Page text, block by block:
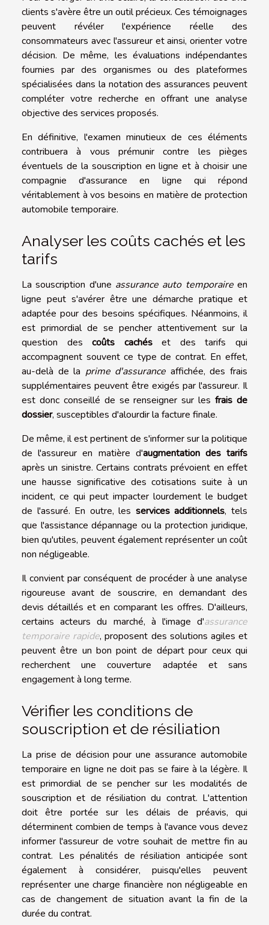
clients s'avère être un outil précieux. Ces témoignages
peuvent révéler l'expérience réelle des
consommateurs avec l'assureur et ainsi, orienter votre
décision. De même, les évaluations indépendantes
fournies par des organismes ou des plateformes
spécialisées dans la notation des assurances peuvent
compléter votre recherche en offrant une analyse
objective des services proposés.
En définitive, l'examen minutieux de ces éléments
contribuera à vous prémunir contre les pièges
éventuels de la souscription en ligne et à choisir une
compagnie d'assurance en ligne qui répond
véritablement à vos besoins en matière de protection
automobile temporaire.
Analyser les coûts cachés et les
tarifs
La souscription d'une assurance auto temporaireen
ligne peut s'avérer être une démarche pratique et
adaptée pour des besoins spécifiques. Néanmoins, il
est primordial de se pencher attentivement sur la
question descoûts cachéset des tarifs qui
accompagnent souvent ce type de contrat. En effet,
au-delà de la prime d'assurance affichée, des frais
supplémentaires peuvent être exigés par l'assureur. Il
est donc conseillé de se renseigner sur lesfrais de
dossier, susceptibles d'alourdir la facture finale.
De même, il est pertinent de s'informer sur la politique
de l'assureur en matière d'augmentation des tarifs
après un sinistre. Certains contrats prévoient en effet
une hausse significative des cotisations suite à un
incident, ce qui peut impacter lourdement le budget
de l'assuré. En outre, les services additionnels, tels
que l'assistance dépannage ou la protection juridique,
bien qu'utiles, peuvent également représenter un coût
non négligeable.
Il convient par conséquent de procéder à une analyse
rigoureuse avant de souscrire, en demandant des
devis détaillés et en comparant les offres. D'ailleurs,
certains acteurs du marché, à l'image d'assurance
temporaire rapide, proposent des solutions agiles et
peuvent être un bon point de départ pour ceux qui
recherchent une couverture adaptée et sans
engagement à long terme.
Vérifier les conditions de
souscription et de résiliation
La prise de décision pour une assurance automobile
temporaire en ligne ne doit pas se faire à la légère. Il
est primordial de se pencher sur les modalités de
souscription et de résiliation du contrat. L'attention
doit être portée sur les délais de préavis, qui
déterminent combien de temps à l'avance vous devez
informer l'assureur de votre souhait de mettre fin au
contrat. Les pénalités de résiliation anticipée sont
également à considérer, puisqu'elles peuvent
représenter une charge financière non négligeable en
cas de changement de situation avant la fin de la
durée du contrat.